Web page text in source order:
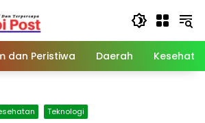
dan Peristiwa Daerah
Teknologi